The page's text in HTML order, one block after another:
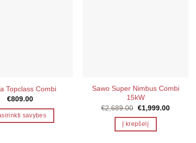
Topclass Combi
€809.00
savybes
Sawo Super Nimbus Combi
15kW
€2,689.00 Original
price
was:
€2,689.00.
€1,999.00Current
Į krepšelį